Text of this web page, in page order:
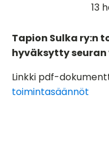
13
Tapion Sulka ry:n
hyväksytty seuran
Linkki pdf-
toimintasäännöt